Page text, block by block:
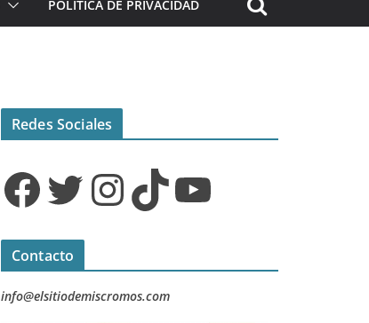
POLÍTICA DE PRIVACIDAD
Redes Sociales
Facebook Twitter InstagramTikTok YouTube
Contacto
info@elsitiodemiscromos.com